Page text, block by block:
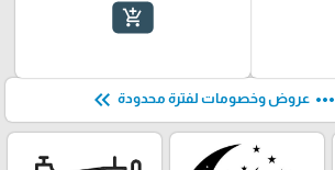
add_shopping_cart
more_horiz عروض وخصومات لفترة محدودة keyboard_double_arrow_left